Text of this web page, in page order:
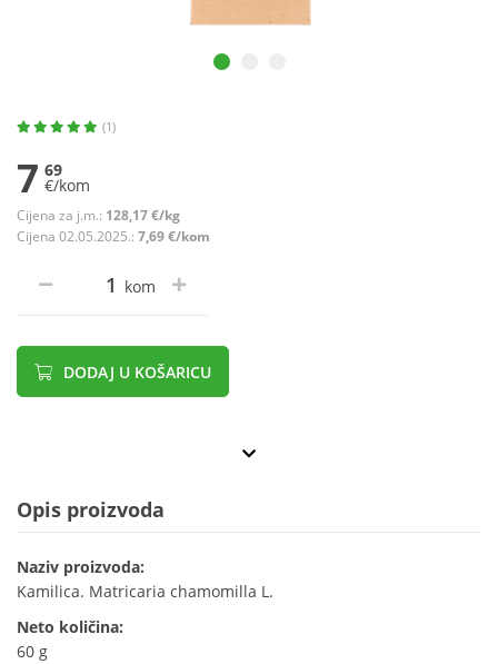
(1)
7 69
€/kom
Cijena za j.m.: 128,17 €/kg
Cijena 02.05.2025.: 7,69 €/kom
kom
DODAJ U KOŠARICU
Opis proizvoda
Naziv proizvoda:
Kamilica. Matricaria chamomilla L.
Neto količina:
60 g